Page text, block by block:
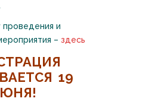
и
– здесь
19